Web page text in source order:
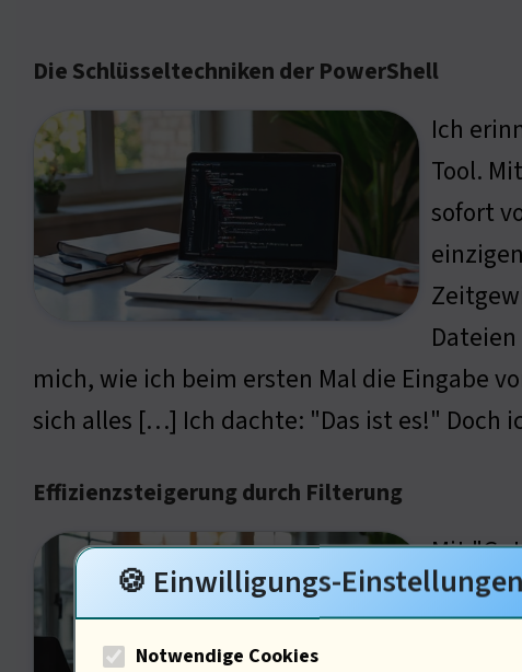
Die Schlüsseltechniken der PowerShell
Ich
Tool.
sofort
mich, wie ich beim ersten Mal die Eingabe
sich alles […] Ich dachte: "Das ist es!" Doch
Effizienzsteigerung durch Filterung
Mit
Item"
diese
🍪 Einwilligungs-Einstellungen
Notwendige Cookies